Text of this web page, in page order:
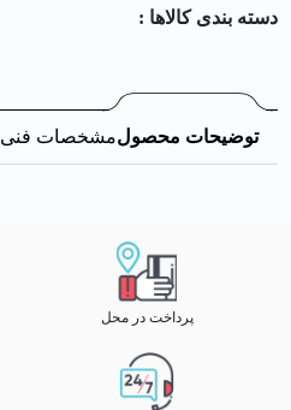
دسته بندی کالا‌ها :
توضیحات محصولمشخصات فنی
پرداخت در محل